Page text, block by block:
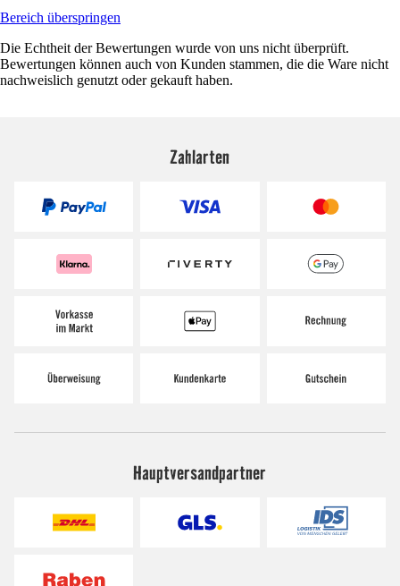
Bereich überspringen
Die Echtheit der Bewertungen wurde von uns nicht überprüft.
Bewertungen können auch von Kunden stammen, die die Ware nicht
nachweislich genutzt oder gekauft haben.
Zahlarten
Hauptversandpartner